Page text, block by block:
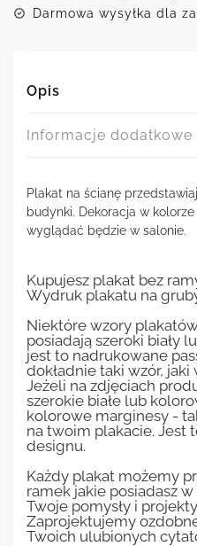
Darmowa wysyłka dla
Opis
Informacje dodatkowe
Plakat na ścianę
budynki. Dekoracja w
wyglądać będzie w salonie.
Kupujesz plakat bez
Wydruk plakatu na
Niektóre wzory
posiadają szeroki biały
jest to nadrukowane
dokładnie taki wzór, jaki
Jeżeli na zdjęciach
szerokie białe lub
kolorowe marginesy -
na twoim plakacie. Jest
designu.
Każdy plakat możemy
ramek jakie posiadasz
Twoje pomysły i
Zaprojektujemy
Twoich ulubionych